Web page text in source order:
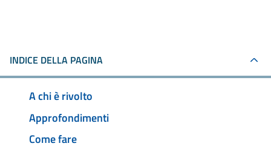
INDICE DELLA PAGINA
A chi è rivolto
Approfondimenti
Come fare